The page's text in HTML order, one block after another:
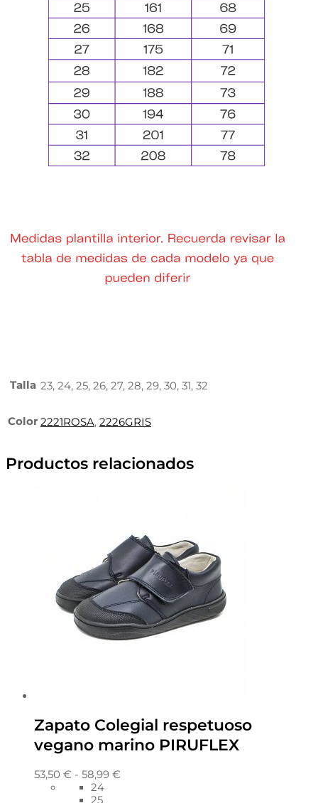
Talla 23, 24, 25, 26, 27, 28, 29, 30, 31, 32
Color 2221ROSA, 2226GRIS
Productos relacionados
Zapato Colegial respetuoso
vegano marino PIRUFLEX
53,50 € - 58,99 €
24
25